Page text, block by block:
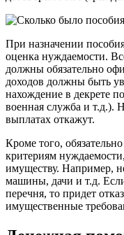
При назначении
оценка нуждаемости.
должны обязательно
доходов должны быть
нахождение в декрете
военная служба и т.д.).
выплатах откажут.
Кроме того,
критериям
имуществу. Например,
машины, дачи и т.д.
перечня, то придет
имущественные